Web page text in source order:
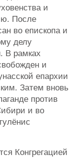
и
После
во епископа и
делу
В рамках
и
епархии
Затем вновь
против
и во
Конгрегацией